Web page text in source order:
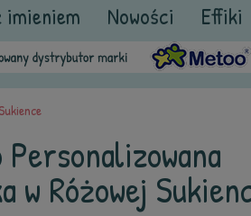
Nowości
Effiki
w Różowej